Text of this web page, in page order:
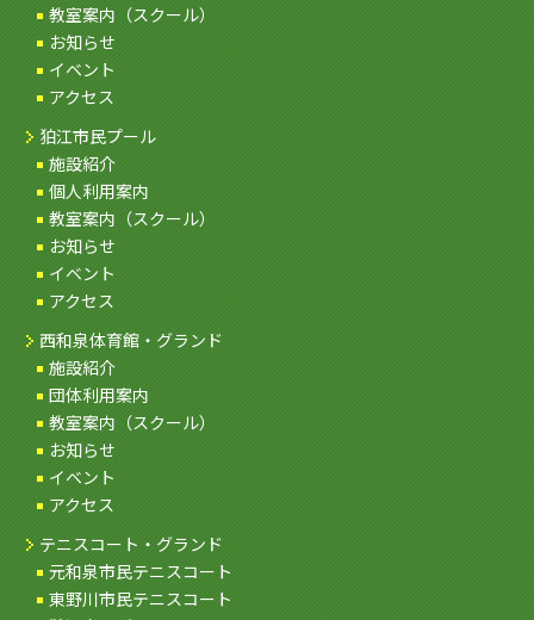
教室案内（スクール）
お知らせ
イベント
アクセス
狛江市民プール
施設紹介
個人利用案内
教室案内（スクール）
お知らせ
イベント
アクセス
西和泉体育館・グランド
施設紹介
団体利用案内
教室案内（スクール）
お知らせ
イベント
アクセス
テニスコート・グランド
元和泉市民テニスコート
東野川市民テニスコート